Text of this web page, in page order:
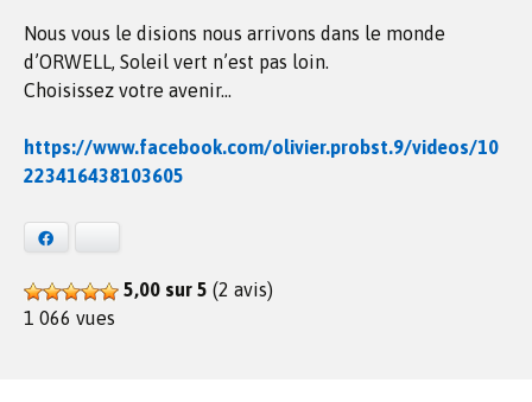
Nous vous le disions nous arrivons dans le monde
d’ORWELL, Soleil vert n’est pas loin.
Choisissez votre avenir…
https://www.facebook.com/olivier.probst.9/videos/10
223416438103605
5,00 sur 5 (2 avis)
1 066 vues